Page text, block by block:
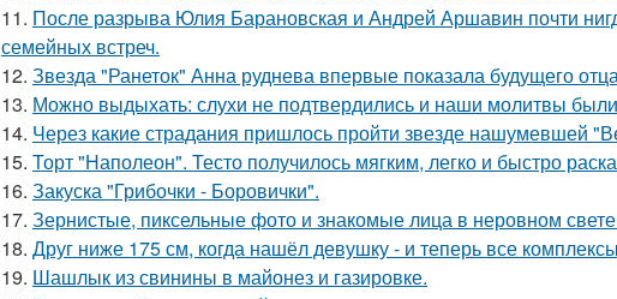
11. После разрыва Юлия Барановская и Андрей Аршавин почти
семейных встреч.
12. Звезда "Ранеток" Анна руднева впервые показала будущего
13. Можно выдыхать: слухи не подтвердились и наши молитвы
14. Через какие страдания пришлось пройти звезде нашумевшей
15. Торт "Наполеон". Тесто получилось мягким, легко и быстро
16. Закуска "Грибочки - Боровички".
17. Зернистые, пиксельные фото и знакомые лица в неровном
18. Друг ниже 175 см, когда нашёл девушку - и теперь все
19. Шашлык из свинины в майонез и газировке.